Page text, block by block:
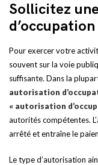
Sollicitez
Pour exercer votre
souvent sur la voie
suffisante. Dans la
autorisation
« autorisation
autorités compétentes.
arrêté et entraîne le
Le type d’autorisation